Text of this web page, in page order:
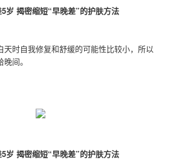
岁 揭密缩短“早晚差”的护肤方法
天时自我修复和舒缓的可能性比较小，所以
间。
岁 揭密缩短“早晚差”的护肤方法